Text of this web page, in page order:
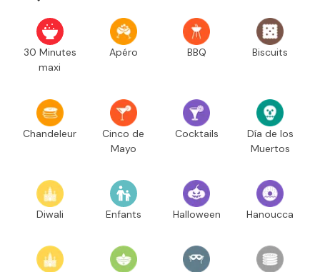
30 Minutes
maxi
Apéro BBQ Biscuits
Chandeleur
Cinco de
Mayo
Cocktails
Día de los
Muertos
Diwali Enfants Halloween Hanoucca